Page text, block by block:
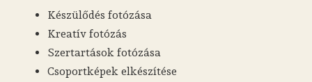
Készülődés fotózása
Kreatív fotózás
Szertartások fotózása
Csoportképek elkészítése